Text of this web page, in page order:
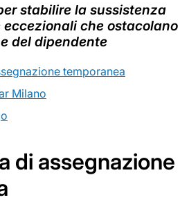
stabilire la sussistenza
eccezionali che ostacolano
del dipendente
temporanea
Milano
di assegnazione